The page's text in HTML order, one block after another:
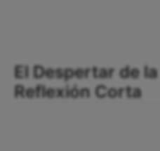
El Despertar de
Reflexión Corta